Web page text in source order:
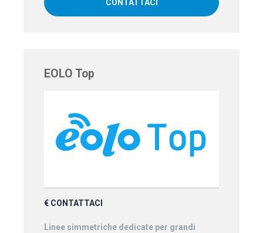
CONTATTACI
EOLO Top
€ CONTATTACI
Linee simmetriche dedicate per grandi